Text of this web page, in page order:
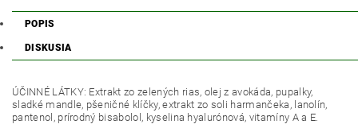
POPIS
DISKUSIA
ÚČINNÉ LÁTKY: Extrakt zo zelených rias, olej z avokáda, pupalky,
sladké mandle, pšeničné klíčky, extrakt zo soli harmančeka, lanolín,
pantenol, prírodný bisabolol, kyselina hyalurónová, vitamíny A a E.